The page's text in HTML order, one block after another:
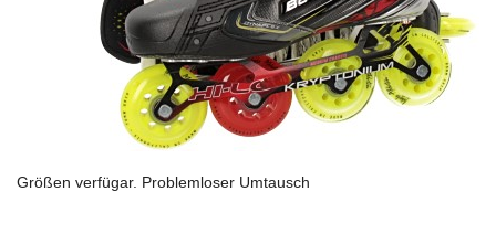
Größen verfügar. Problemloser Umtausch